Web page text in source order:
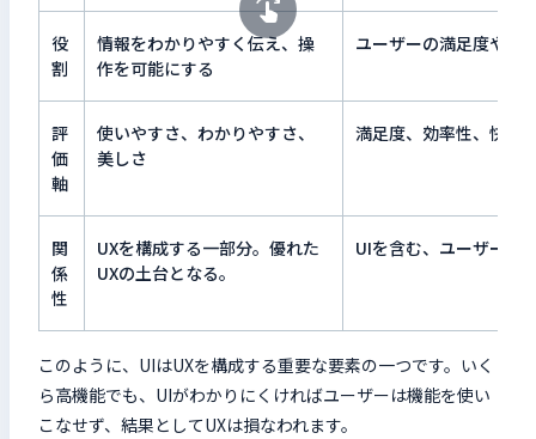
役
割
情報をわかりやすく伝え、操
作を可能にする
ユーザーの満足度やエ
評
価
軸
使いやすさ、わかりやすさ、
美しさ
満足度、効率性、快適
関
係
性
UXを構成する一部分。優れた
UXの土台となる。
UIを含む、ユーザーと
このように、UIはUXを構成する重要な要素の一つです。いく
ら高機能でも、UIがわかりにくければユーザーは機能を使い
こなせず、結果としてUXは損なわれます。